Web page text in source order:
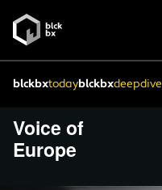
blckbxtodayblckbxdeepdive
Voice of
Europe